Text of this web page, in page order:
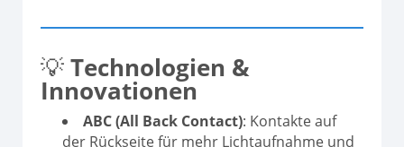
💡Technologien &
Innovationen
ABC (All Back Contact): Kontakte auf
der Rückseite für mehr Lichtaufnahme und